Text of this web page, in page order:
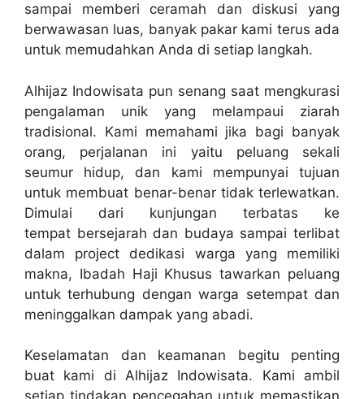
sampai memberi ceramah dan diskusi yang
berwawasan luas, banyak pakar kami terus ada
untuk memudahkan Anda di setiap langkah.
Alhijaz Indowisata pun senang saat mengkurasi
pengalaman unik yang melampaui ziarah
tradisional. Kami memahami jika bagi banyak
orang, perjalanan ini yaitu peluang sekali
seumur hidup, dan kami mempunyai tujuan
untuk membuat benar-benar tidak terlewatkan.
Dimulai dari kunjungan terbatas ke
tempat bersejarah dan budaya sampai terlibat
dalam project dedikasi warga yang memiliki
makna, Ibadah Haji Khusus tawarkan peluang
untuk terhubung dengan warga setempat dan
meninggalkan dampak yang abadi.
Keselamatan dan keamanan begitu penting
buat kami di Alhijaz Indowisata. Kami ambil
setiap tindakan pencegahan untuk memastikan